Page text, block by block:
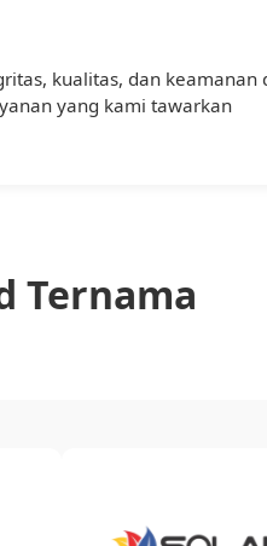
kualitas, dan keamanan
yang kami tawarkan
Ternama